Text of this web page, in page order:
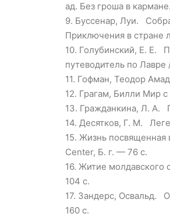
ад. Без гроша в
9. Буссенар, Луи.
Приключения в стране
10. Голубинский, Е. Е.
путеводитель по
11. Гофман, Теодор
12. Грагам, Билли Мир
13. Гражданкина, Л. А.
14. Десятков, Г. М.
15. Жизнь посвященная
Center, Б. г. — 76 c.
16. Житие молдавского
104 с.
17. Зандерс, Освальд.
160 с.